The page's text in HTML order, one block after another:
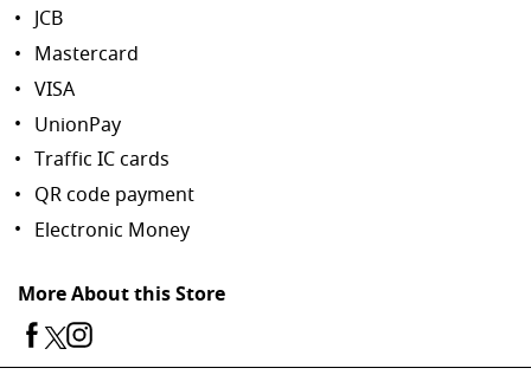
JCB
Mastercard
VISA
UnionPay
Traffic IC cards
QR code payment
Electronic Money
More About this Store